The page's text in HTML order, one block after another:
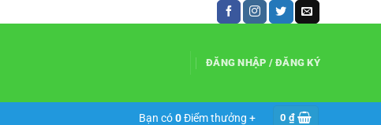
ĐĂNG NHẬP / ĐĂNG KÝ
Bạn có0Điểm thưởng + 0 ₫